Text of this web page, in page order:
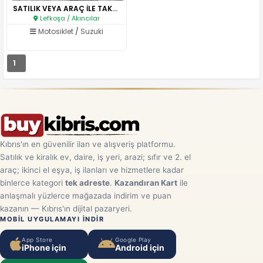
SATILIK VEYA ARAÇ İLE TAKAS O..
Lefkoşa / Akıncılar
Motosiklet / Suzuki
1
Kıbrıs'ın en güvenilir ilan ve alışveriş platformu.
Satılık ve kiralık ev, daire, iş yeri, arazi; sıfır ve 2. el
araç; ikinci el eşya, iş ilanları ve hizmetlere kadar
binlerce kategori tek adreste. Kazandıran Kart ile
anlaşmalı yüzlerce mağazada indirim ve puan
kazanın — Kıbrıs'ın dijital pazaryeri.
MOBIL UYGULAMAYI INDIR
App Store
iPhone için
Google Play
Android için